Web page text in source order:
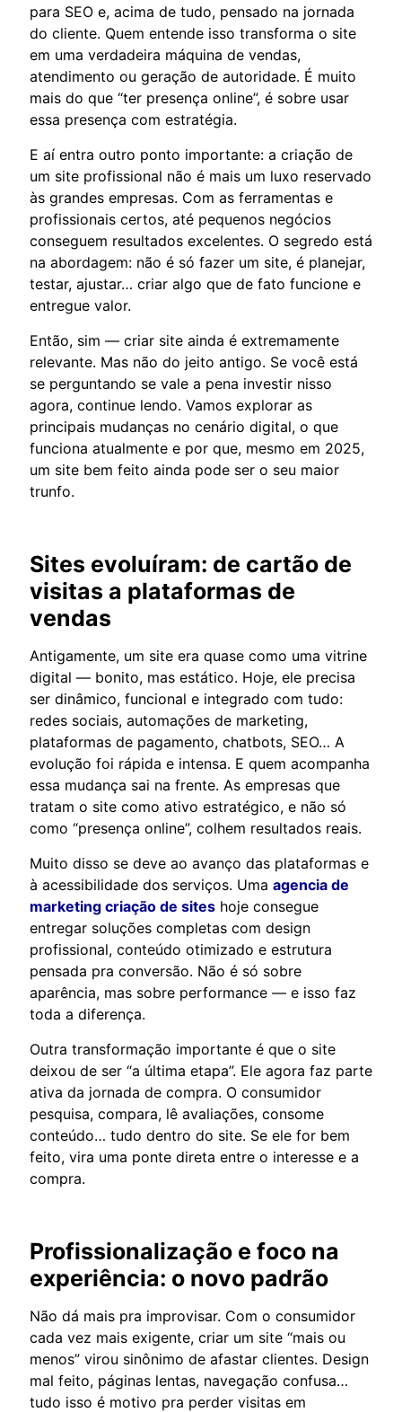
para SEO e, acima de tudo, pensado na jornada
do cliente. Quem entende isso transforma o site
em uma verdadeira máquina de vendas,
atendimento ou geração de autoridade. É muito
mais do que “ter presença online”, é sobre usar
essa presença com estratégia.
E aí entra outro ponto importante: a criação de
um site profissional não é mais um luxo reservado
às grandes empresas. Com as ferramentas e
profissionais certos, até pequenos negócios
conseguem resultados excelentes. O segredo está
na abordagem: não é só fazer um site, é planejar,
testar, ajustar… criar algo que de fato funcione e
entregue valor.
Então, sim — criar site ainda é extremamente
relevante. Mas não do jeito antigo. Se você está
se perguntando se vale a pena investir nisso
agora, continue lendo. Vamos explorar as
principais mudanças no cenário digital, o que
funciona atualmente e por que, mesmo em 2025,
um site bem feito ainda pode ser o seu maior
trunfo.
Sites evoluíram: de cartão de
visitas a plataformas de
vendas
Antigamente, um site era quase como uma vitrine
digital — bonito, mas estático. Hoje, ele precisa
ser dinâmico, funcional e integrado com tudo:
redes sociais, automações de marketing,
plataformas de pagamento, chatbots, SEO… A
evolução foi rápida e intensa. E quem acompanha
essa mudança sai na frente. As empresas que
tratam o site como ativo estratégico, e não só
como “presença online”, colhem resultados reais.
Muito disso se deve ao avanço das plataformas e
à acessibilidade dos serviços. Uma agencia de
marketing criação de sites hoje consegue
entregar soluções completas com design
profissional, conteúdo otimizado e estrutura
pensada pra conversão. Não é só sobre
aparência, mas sobre performance — e isso faz
toda a diferença.
Outra transformação importante é que o site
deixou de ser “a última etapa”. Ele agora faz parte
ativa da jornada de compra. O consumidor
pesquisa, compara, lê avaliações, consome
conteúdo… tudo dentro do site. Se ele for bem
feito, vira uma ponte direta entre o interesse e a
compra.
Profissionalização e foco na
experiência: o novo padrão
Não dá mais pra improvisar. Com o consumidor
cada vez mais exigente, criar um site “mais ou
menos” virou sinônimo de afastar clientes. Design
mal feito, páginas lentas, navegação confusa…
tudo isso é motivo pra perder visitas em